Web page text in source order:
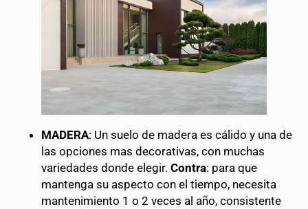
MADERA: Un suelo de madera es cálido y una de
las opciones mas decorativas, con muchas
variedades donde elegir. Contra: para que
mantenga su aspecto con el tiempo, necesita
mantenimiento 1 o 2 veces al año, consistente